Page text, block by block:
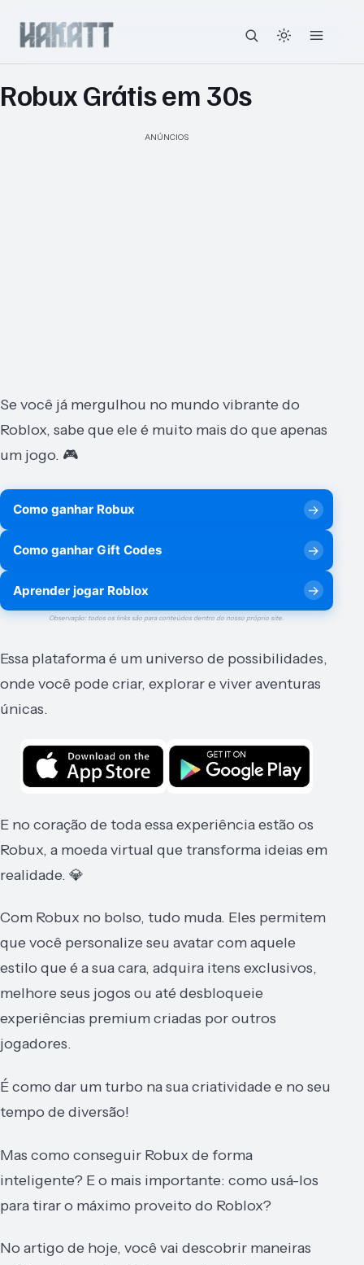
Robux Grátis em 30s
ANÚNCIOS
Se você já mergulhou no mundo vibrante do
Roblox, sabe que ele é muito mais do que apenas
um jogo. 🎮
Como ganhar Robux
Como ganhar Gift Codes
Aprender jogar Roblox
Observação: todos os links são para conteúdos dentro do nosso próprio site.
Essa plataforma é um universo de possibilidades,
onde você pode criar, explorar e viver aventuras
únicas.
E no coração de toda essa experiência estão os
Robux, a moeda virtual que transforma ideias em
realidade. 💎
Com Robux no bolso, tudo muda. Eles permitem
que você personalize seu avatar com aquele
estilo que é a sua cara, adquira itens exclusivos,
melhore seus jogos ou até desbloqueie
experiências premium criadas por outros
jogadores.
É como dar um turbo na sua criatividade e no seu
tempo de diversão!
Mas como conseguir Robux de forma
inteligente? E o mais importante: como usá-los
para tirar o máximo proveito do Roblox?
No artigo de hoje, você vai descobrir maneiras